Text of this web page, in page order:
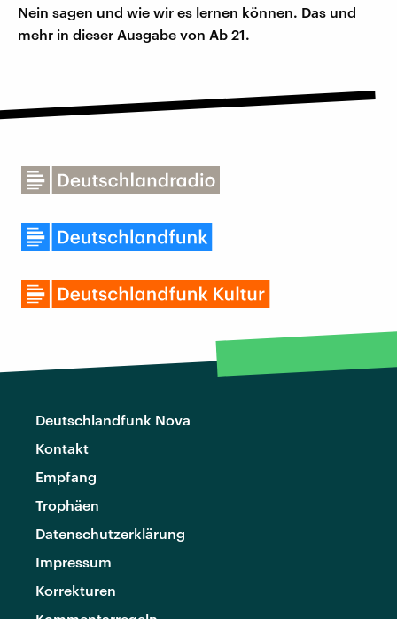
Nein sagen und wie wir es lernen können. Das und
mehr in dieser Ausgabe von Ab 21.
Deutschlandfunk Nova
Kontakt
Empfang
Trophäen
Datenschutzerklärung
Impressum
Korrekturen